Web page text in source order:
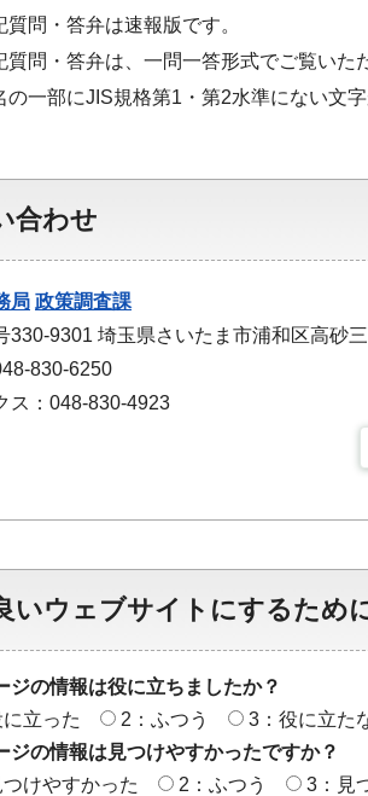
質問・答弁は速報版です。
質問・答弁は、一問一答形式でご覧い
の一部にJIS規格第1・第2水準にない文
合わせ
局 政策調査課
330-9301 埼玉県さいたま市浦和区高砂
830-6250
ス：048-830-4923
いウェブサイトにするため
ジの情報は役に立ちましたか？
立った
2：ふつう
3：役に立た
ジの情報は見つけやすかったですか？
けやすかった
2：ふつう 3：見